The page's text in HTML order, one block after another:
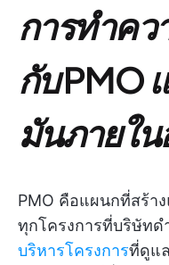
การทำคว
กับPMO
มันภายใน
PMO คือแผนกที่สร้า
ทุกโครงการที่บริษัทด
บริหารโครงการที่ดูแ